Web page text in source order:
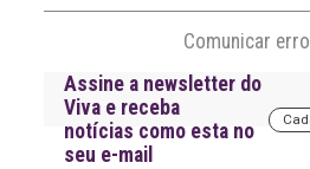
Comunicar erro
Assine a newsletter do
Viva e receba
notícias como esta no
seu e-mail